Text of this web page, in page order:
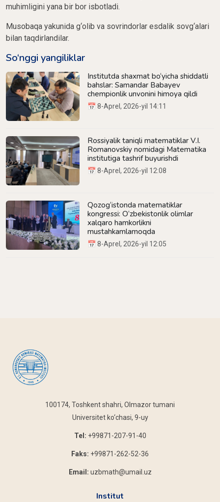
muhimligini yana bir bor isbotladi.
Musobaqa yakunida g‘olib va sovrindorlar esdalik sovg‘alari
bilan taqdirlandilar.
So‘nggi yangiliklar
Institutda shaxmat bo‘yicha shiddatli
bahslar: Samandar Babayev
chempionlik unvonini himoya qildi
📅 8-Aprel, 2026-yil 14:11
Rossiyalik taniqli matematiklar V.I.
Romanovskiy nomidagi Matematika
institutiga tashrif buyurishdi
📅 8-Aprel, 2026-yil 12:08
Qozog‘istonda matematiklar
kongressi: O‘zbekistonlik olimlar
xalqaro hamkorlikni
mustahkamlamoqda
📅 8-Aprel, 2026-yil 12:05
100174, Toshkent shahri, Olmazor tumani
Universitet ko‘chasi, 9-uy
Tel: +99871-207-91-40
Faks: +99871-262-52-36
Email: uzbmath@umail.uz
Institut